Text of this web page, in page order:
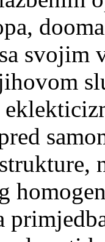
svojim